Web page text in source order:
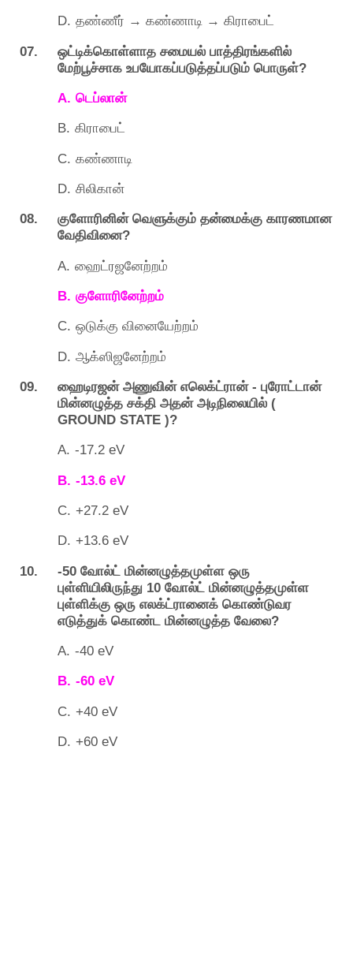
D. தண்ணீர் → கண்ணாடி → கிராபைட்
07. ஒட்டிக்கொள்ளாத சமையல் பாத்திரங்களில்
மேற்பூச்சாக உபயோகப்படுத்தப்படும் பொருள்?
A. டெப்லான்
B. கிராபைட்
C. கண்ணாடி
D. சிலிகான்
08. குளோரினின் வெளுக்கும் தன்மைக்கு காரணமான
வேதிவினை?
A. ஹைட்ரஜனேற்றம்
B. குளோரினேற்றம்
C. ஒடுக்கு வினையேற்றம்
D. ஆக்ஸிஜனேற்றம்
09. ஹைடிரஜன் அணுவின் எலெக்ட்ரான்- புரோட்டான்
மின்னழுத்த சக்தி அதன் அடிநிலையில் (
GROUND STATE )?
A. -17.2 eV
B. -13.6 eV
C. +27.2 eV
D. +13.6 eV
10. -50 வோல்ட் மின்னழுத்தமுள்ள ஒரு
புள்ளியிலிருந்து 10 வோல்ட் மின்னழுத்தமுள்ள
புள்ளிக்கு ஒரு எலக்ட்ரானைக் கொண்டுவர
எடுத்துக் கொண்ட மின்னழுத்த வேலை?
A. -40 eV
B. -60 eV
C. +40 eV
D. +60 eV